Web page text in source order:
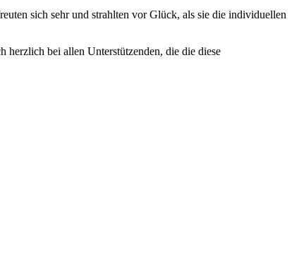
sich sehr und strahlten vor Glück, als sie die individuellen
bei allen Unterstützenden, die die diese